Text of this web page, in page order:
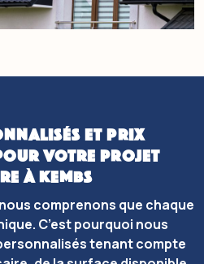
ET PRIX
VOTRE PROJET
À KEMBS
comprenons que chaque
C’est pourquoi nous
tenant compte